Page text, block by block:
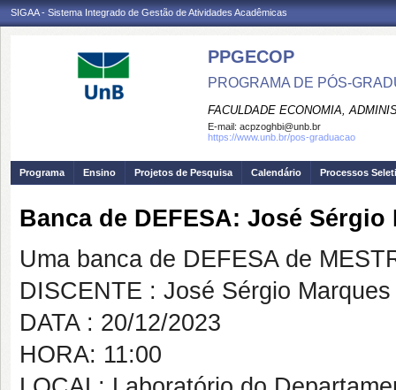
SIGAA - Sistema Integrado de Gestão de Atividades Acadêmicas
PPGECOP
PROGRAMA DE PÓS-
FACULDADE ECONOMIA,
E-mail: acpzoghbi@unb.br
https://www.unb.br/pos-graduacao
Programa Ensino Projetos de Pesquisa Calendário Processos
Banca de DEFESA: José
Uma banca de DEFESA de
DISCENTE : José Sérgio
DATA : 20/12/2023
HORA: 11:00